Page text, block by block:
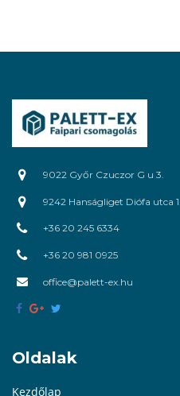
9022 Győr Czuczor G u 3.
9242 Hanságliget Diófa utca 1.
+36 20 245 6334
+36 20 981 0925
office@palett-ex.hu
Oldalak
Kezdőlap